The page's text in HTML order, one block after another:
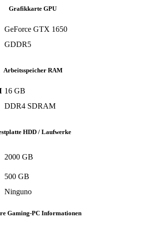
Grafikkarte GPU
GeForce GTX 1650
‎GDDR5
Arbeitsspeicher RAM
‎16 GB
‎DDR4 SDRAM
HDD / Laufwerke
2000 GB
500 GB
‎Ninguno
Gaming-PC Informationen